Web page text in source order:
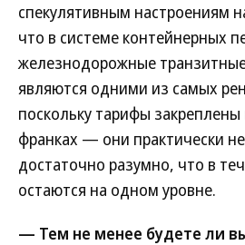
спекулятивным настроениям
что в системе контейнерных
железнодорожные
являются одними из самых
поскольку тарифы
франках — они практически
достаточно разумно, что в
остаются на одном уровне.
— Тем не менее будете ли